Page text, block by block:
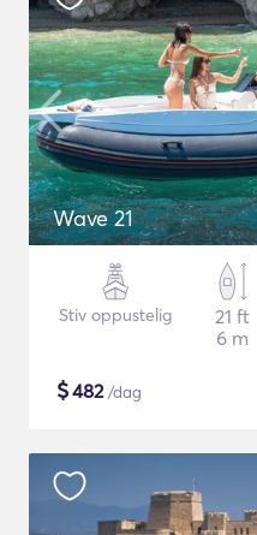
Wave 21
Stiv oppustelig
21 ft
6 m
$482/dag